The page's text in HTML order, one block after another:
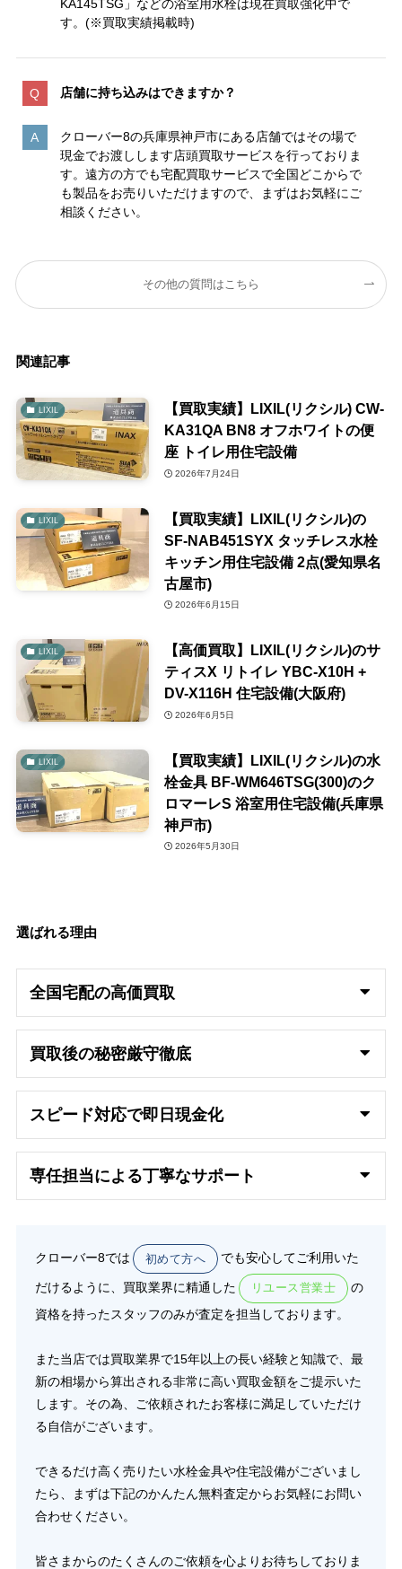
KA145TSG」などの浴室用水栓は現在買取強化中で
す。(※買取実績掲載時)
店舗に持ち込みはできますか？
クローバー8の兵庫県神戸市にある店舗ではその場で
現金でお渡しします店頭買取サービスを行っておりま
す。遠方の方でも宅配買取サービスで全国どこからで
も製品をお売りいただけますので、まずはお気軽にご
相談ください。
その他の質問はこちら
関連記事
LIXIL
【買取実績】LIXIL(リクシル) CW-
KA31QA BN8 オフホワイトの便
座 トイレ用住宅設備
2026年7月24日
LIXIL
【買取実績】LIXIL(リクシル)の
SF-NAB451SYX タッチレス水栓
キッチン用住宅設備 2点(愛知県名
古屋市)
2026年6月15日
LIXIL
【高価買取】LIXIL(リクシル)のサ
ティスX リトイレ YBC-X10H +
DV-X116H 住宅設備(大阪府)
2026年6月5日
LIXIL
【買取実績】LIXIL(リクシル)の水
栓金具 BF-WM646TSG(300)のク
ロマーレS 浴室用住宅設備(兵庫県
神戸市)
2026年5月30日
選ばれる理由
全国宅配の高価買取
買取後の秘密厳守徹底
スピード対応で即日 現金化
専任担当による丁寧なサポート
クローバー8では 初めて方へ でも安心してご利用いた
だけるように、買取業界に精通した リユース営業士
の
資格を持ったスタッフのみが査定を担当しております。
また当店では買取業界で15年以上の長い経験と知識で、最
新の相場から算出される非常に高い買取金額をご提示いた
します。その為、ご依頼されたお客様に満足していただけ
る自信がございます。
できるだけ高く売りたい水栓金具や住宅設備がございまし
たら、まずは下記のかんたん無料査定からお気軽にお問い
合わせください。
皆さまからのたくさんのご依頼を心よりお待ちしておりま